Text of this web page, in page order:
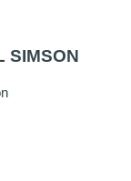
SIMSON